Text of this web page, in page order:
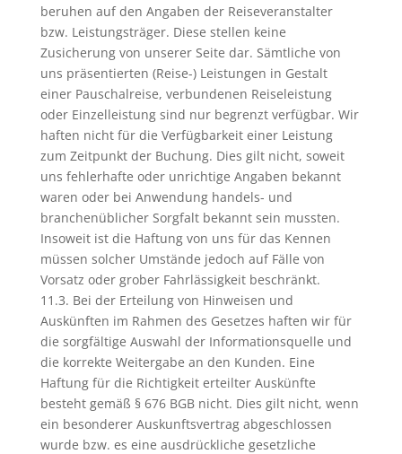
beruhen auf den Angaben der Reiseveranstalter
bzw. Leistungsträger. Diese stellen keine
Zusicherung von unserer Seite dar. Sämtliche von
uns präsentierten (Reise-) Leistungen in Gestalt
einer Pauschalreise, verbundenen Reiseleistung
oder Einzelleistung sind nur begrenzt verfügbar. Wir
haften nicht für die Verfügbarkeit einer Leistung
zum Zeitpunkt der Buchung. Dies gilt nicht, soweit
uns fehlerhafte oder unrichtige Angaben bekannt
waren oder bei Anwendung handels- und
branchenüblicher Sorgfalt bekannt sein mussten.
Insoweit ist die Haftung von uns für das Kennen
müssen solcher Umstände jedoch auf Fälle von
Vorsatz oder grober Fahrlässigkeit beschränkt.
11.3. Bei der Erteilung von Hinweisen und
Auskünften im Rahmen des Gesetzes haften wir für
die sorgfältige Auswahl der Informationsquelle und
die korrekte Weitergabe an den Kunden. Eine
Haftung für die Richtigkeit erteilter Auskünfte
besteht gemäß § 676 BGB nicht. Dies gilt nicht, wenn
ein besonderer Auskunftsvertrag abgeschlossen
wurde bzw. es eine ausdrückliche gesetzliche